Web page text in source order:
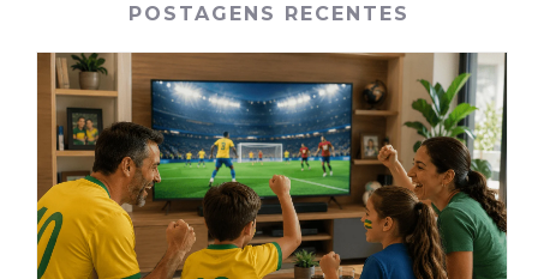
POSTAGENS RECENTES